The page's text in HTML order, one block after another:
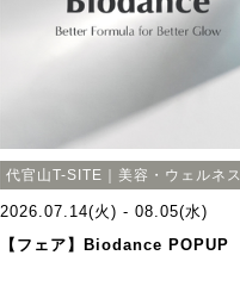
代官山T-SITE｜美容・ウェルネス
2026.07.14(火) - 08.05(水)
【フェア】Biodance POPUP